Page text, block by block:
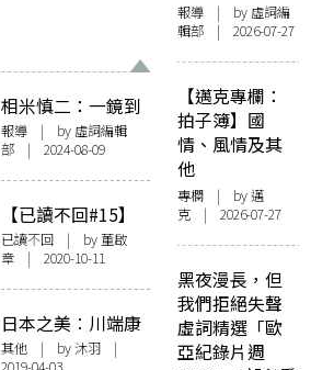
相米慎二：一鏡到
底的青春殘酷物語
夏日國際電影節設
「燦若青春放浪
時」回顧展
報導| by 虛詞編輯
部 | 2024-08-09
【已讀不回#15】
董啟章：女性的自
我實現——紫式部
的《源氏物語》
已讀不回| by 董啟
章 | 2020-10-11
日本之美︰川端康
成的美麗與哀愁
其他| by沐羽|
報導 | by 虛詞編
輯部 | 2026-07-27
【邁克專欄：
拍子簿】國
情、風情及其
他
專欄 | by邁
克 | 2026-07-27
黑夜漫長，但
我們拒絕失聲
虛詞精選「歐
亞紀錄片週